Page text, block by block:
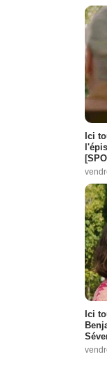
Ici
Ici